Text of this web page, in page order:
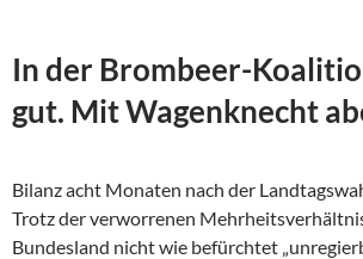
In der Brombeer-
gut. Mit Wagenknecht
Bilanz acht Monaten nach der
Trotz der verworrenen
Bundesland nicht wie befürchtet